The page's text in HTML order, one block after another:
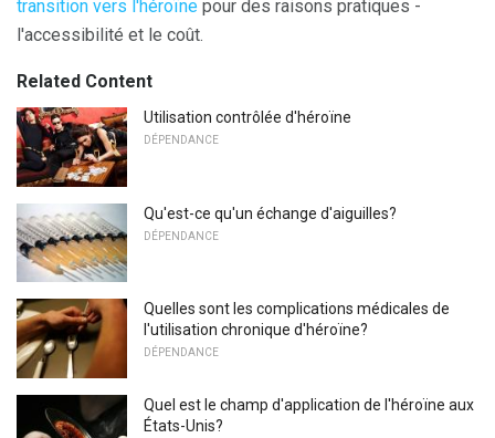
transition vers l'héroïne pour des raisons pratiques -
l'accessibilité et le coût.
Related Content
Utilisation contrôlée d'héroïne
DÉPENDANCE
Qu'est-ce qu'un échange d'aiguilles?
DÉPENDANCE
Quelles sont les complications médicales de
l'utilisation chronique d'héroïne?
DÉPENDANCE
Quel est le champ d'application de l'héroïne aux
États-Unis?